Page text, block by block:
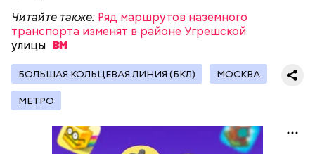
Читайте также: Ряд маршрутов наземного
транспорта изменят в районе Угрешской
улицы
БОЛЬШАЯ КОЛЬЦЕВАЯ ЛИНИЯ (БКЛ) МОСКВА
МЕТРО
Строительство Национального космического
центра планируется завершить не позднее 2022
года. Как ранее отмечал генеральный директор
госкорпорации «Роскосмос» Дмитрий Рогозин,